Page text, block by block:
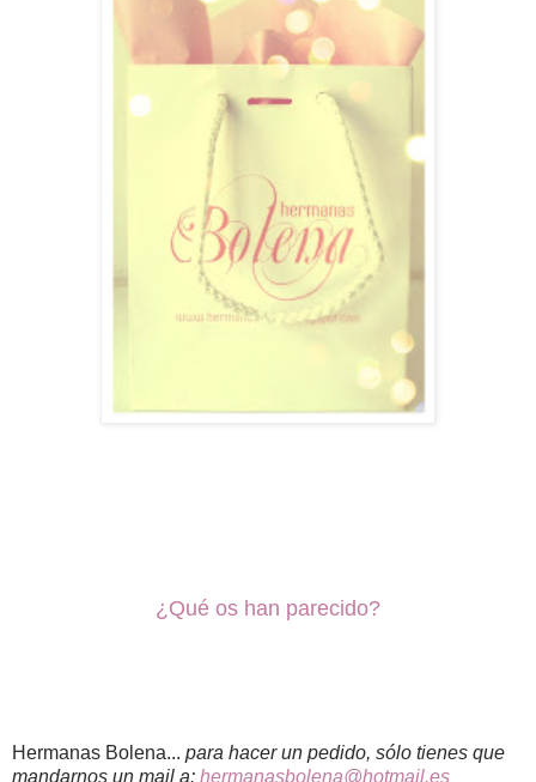
¿Qué os han parecido?
Hermanas Bolena... para hacer un pedido, sólo tienes que
mandarnos un mail a: hermanasbolena@hotmail.es